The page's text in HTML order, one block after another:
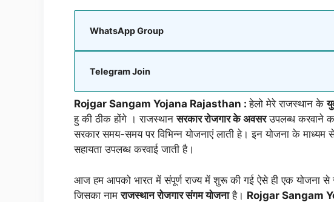
WhatsApp Group
Telegram Join
Rojgar Sangam Yojana Rajasthan :हेलो मेरे राजस्थान के
हु की ठीक होंगे । राजस्थानसरकार रोजगार के अवसरउपलब्ध करवाने
सरकार समय-समय पर विभिन्न योजनाएं लाती हे। इन योजना के माध्यम
सहायता उपलब्ध करवाई जाती है।
आज हम आपको भारत में संपूर्ण राज्य में शुरू की गई ऐसे ही एक योजना से
जिसका नामराजस्थान रोजगार संगम योजनाहै। Rojgar Sangam